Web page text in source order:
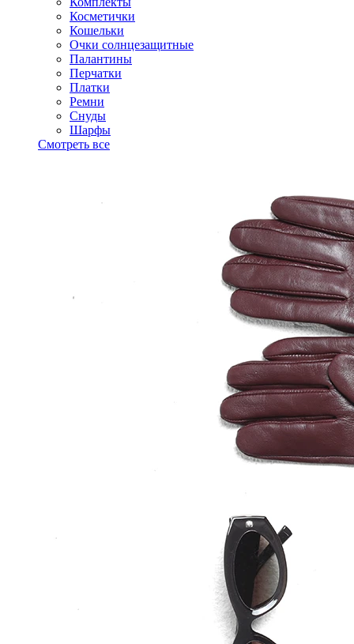
Косметички
Кошельки
Очки солнцезащитные
Палантины
Перчатки
Платки
Ремни
Снуды
Шарфы
Смотреть все